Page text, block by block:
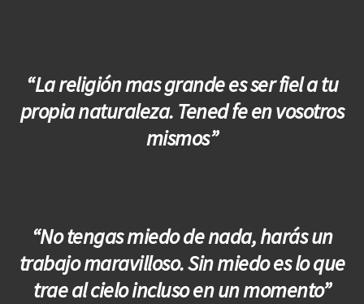
“La religión mas grande es ser fiel a tu
propia naturaleza. Tened fe en vosotros
mismos”
“No tengas miedo de nada, harás un
trabajo maravilloso.Sin miedo es lo que
trae al cielo incluso en un momento”